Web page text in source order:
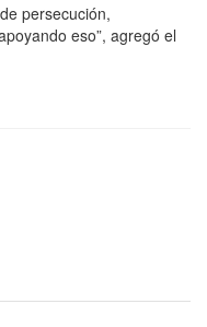
persecución,
eso”, agregó el